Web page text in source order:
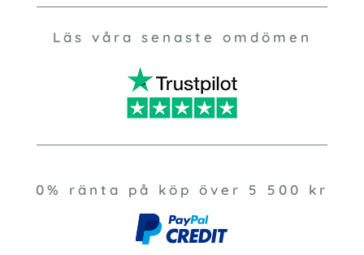
Läs våra senaste omdömen
0% ränta på köp över 5 500 kr